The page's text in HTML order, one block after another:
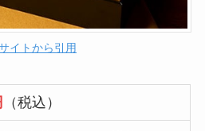
イトから引用
（税込）